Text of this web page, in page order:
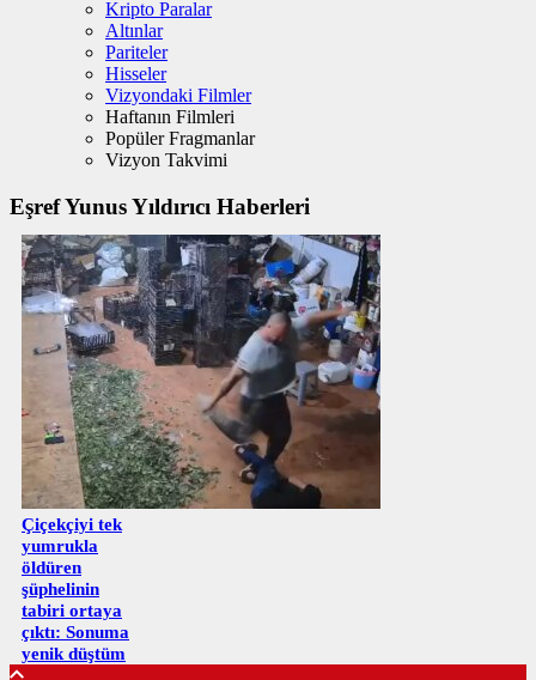
Kripto Paralar
Altınlar
Pariteler
Hisseler
Vizyondaki Filmler
Haftanın Filmleri
Popüler Fragmanlar
Vizyon Takvimi
Eşref Yunus Yıldırıcı Haberleri
Çiçekçiyi tek
yumrukla
öldüren
şüphelinin
tabiri ortaya
çıktı: Sonuma
yenik düştüm